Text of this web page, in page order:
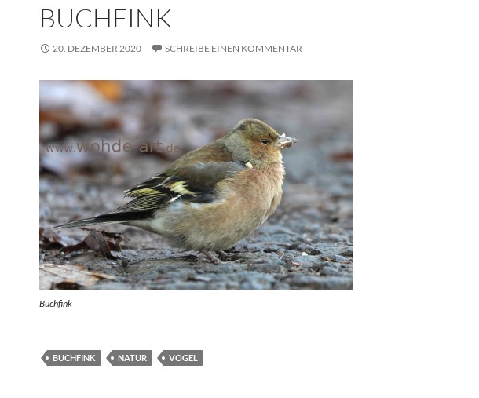
BUCHFINK
20. DEZEMBER 2020 SCHREIBE EINEN KOMMENTAR
Buchfink
BUCHFINK NATUR VOGEL